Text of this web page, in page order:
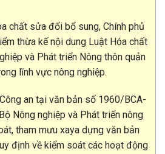
chất sửa đổi bổ sung, Chính phủ
thừa kế nội dung Luật Hóa chất
và Phát triển Nông thôn quản
lĩnh vực nông nghiệp.
an tại văn bản số 1960/BCA-
Nông nghiệp và Phát triển nông
tham mưu xaya dựng văn bản
định về kiểm soát các hoạt động